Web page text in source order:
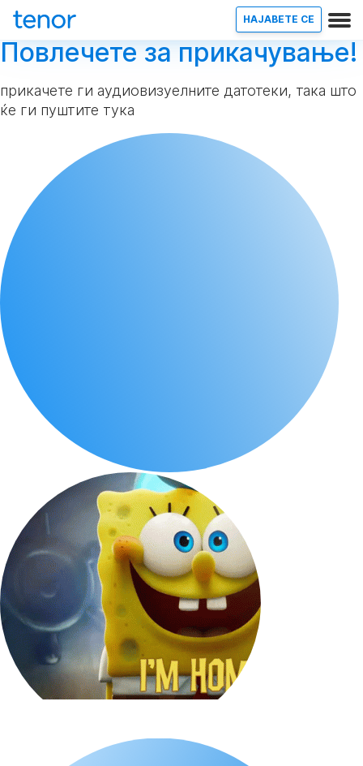
НАЈАВETE СЕ
Повлечете за прикачување!
прикачете ги аудиовизуелните датотеки, така што
ќе ги пуштите тука